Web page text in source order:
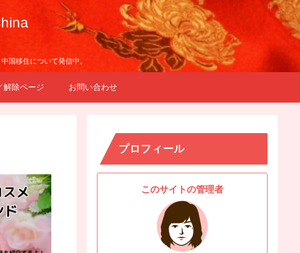
国移住について発信中。
解除ページ お問い合わせ
プロフィール
このサイトの管理者